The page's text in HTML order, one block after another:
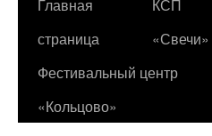
Главная
страница
КСП
«Свечи»
Фестивальный центр
«Кольцово»